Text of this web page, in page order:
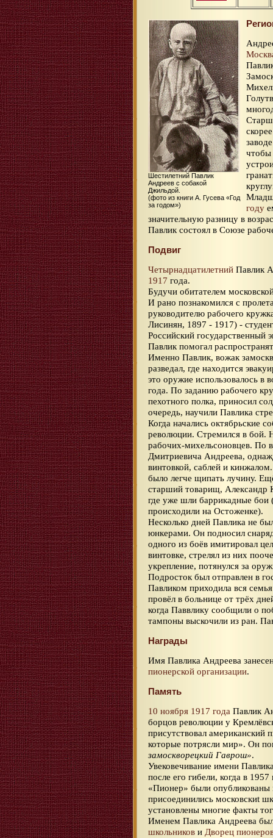
Шестилетний Павлик
Андреев с собакой
Джильдой.
(фото из книги А. Гусева «Год
за годом»)
чтобы
году
значительную разницу в
Павлик состоял в Союзе
Подвиг
Четырнадцатилетний Павлик
1917 года.
Будучи обитателем
И рано познакомился с
руководителю рабочего
Лисинян, 1897 - 1917) -
Российский государственный
Павлик помогал
Именно Павлик, вожак
разведал, где находится
это оружие использовалось в
года. По заданию рабочего
пехотного полка, приносил
очередь, научили Павлика
Когда начались октябрьские
революции. Стремился в бой.
рабочих-михельсоновцев. По
Дмитриевича Андреева,
винтовкой, саблей и
было легче щипать лучину.
старший товарищ, Александр
где уже шли баррикадные бои
происходили на Остоженке).
Несколько дней Павлика не
юнкерами. Он подносил
одного из боёв имитировал
винтовке, стрелял из них
укрепление, потянулся за
Подросток был отправлен в
Павликом приходила вся
провёл в больнице от трёх
когда Паввлику сообщили о
тампоны выскочили из ран.
Награды
Имя Павлика Андреева
пионерской организации.
Память
10 ноября 1917 года Павлик
борцов революции у
присутствовал американский
которые потрясли мир». Он
замоскворецкий Гаврош».
Увековечивание имени
после его гибели, когда в
«Пионер» были
присоединились московскиt
установлены многие факты
Именем Павлика Андреева
школьников и Дворец